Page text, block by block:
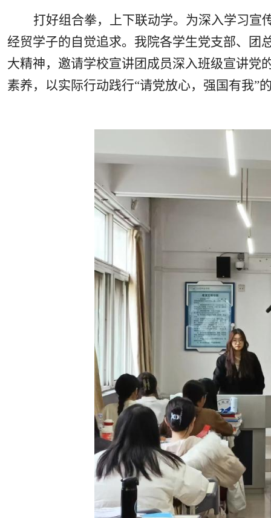
打好组合拳，上下联动学。为深入学习宣
经贸学子的自觉追求。我院各学生党支部、团
大精神，邀请学校宣讲团成员深入班级宣讲党
素养，以实际行动践行“请党放心，强国有我”